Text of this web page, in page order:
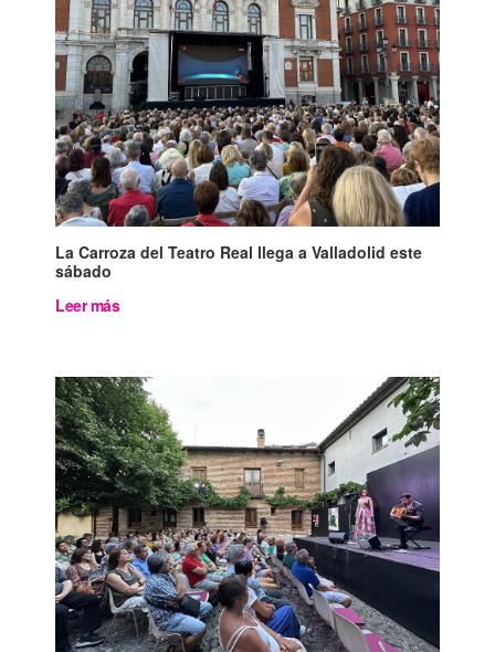
La Carroza del Teatro Real llega a Valladolid este
sábado
Leer más